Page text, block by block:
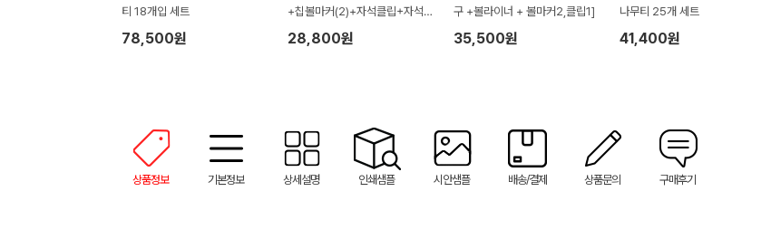
티 18개입 세트
78,500원
+칩볼마커(2)+자석클립+자석
티(2) 세트
28,800원
구 +볼라이너 + 볼마커2,클립1]
35,500원
나무티 25개 세트
41,400원
상품정보 기본정보 상세설명 인쇄샘플 시안샘플 배송/결제 상품문의 구매후기